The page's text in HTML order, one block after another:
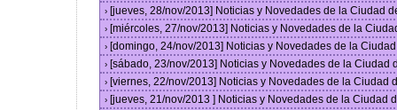
› [jueves, 28/nov/2013] Noticias y Novedades de la Ciudad
› [miércoles, 27/nov/2013] Noticias y Novedades de la
› [domingo, 24/nov/2013] Noticias y Novedades de la
› [sábado, 23/nov/2013] Noticias y Novedades de la Ciudad
› [viernes, 22/nov/2013] Noticias y Novedades de la Ciudad
› [jueves, 21/nov/2013 ] Noticias y Novedades de la Ciudad